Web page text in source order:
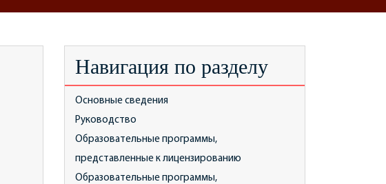
Навигация по разделу
Основные сведения
Руководство
Образовательные программы,
представленные к лицензированию
Образовательные программы,